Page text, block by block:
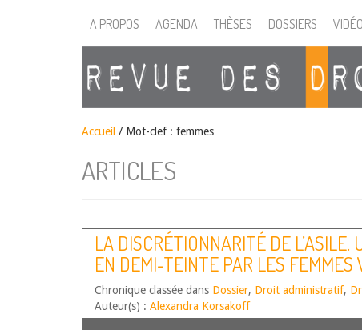
A PROPOS AGENDA THÈSES DOSSIERS
Accueil / Mot-clef : femmes
ARTICLES
LA DISCRÉTIONNARITÉ DE L’ASILE.
EN DEMI-TEINTE PAR LES FEMMES
VIOLENCES SEXISTES
Chronique classée dans Dossier, Droit administratif,
Auteur(s) : Alexandra Korsakoff